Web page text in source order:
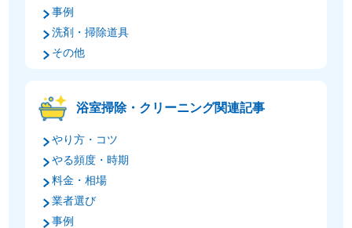
事例
洗剤・掃除道具
その他
浴室掃除・クリーニング関連記事
やり方・コツ
やる頻度・時期
料金・相場
業者選び
事例